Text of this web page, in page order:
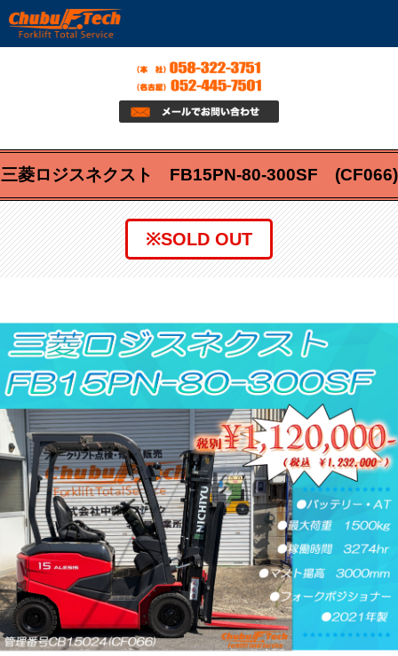
三菱ロジスネクスト FB15PN-80-300SF (CF066)
※SOLD OUT